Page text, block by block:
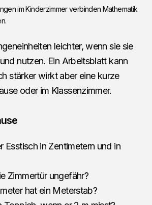
im Kinderzimmer verbinden Mathematik
leichter, wenn sie sie
nutzen. Ein Arbeitsblatt kann
stärker wirkt aber eine kurze
oder im Klassenzimmer.
Esstisch in Zentimetern und in
Zimmertür ungefähr?
hat ein Meterstab?